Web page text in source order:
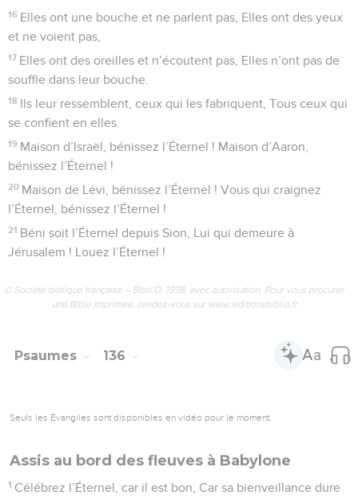
de la maison de notre Dieu !
Louez l’Éternel ! car l’Éternel est bon. Psalmodiez (en
l’honneur de) son nom ! car il est favorable.
Car l’Éternel s’est choisi Jacob, Israël, pour qu’il lui
appartienne en propre.
En effet j’ai reconnu que l’Éternel est grand, Et que notre
Seigneur est au-dessus de tous les dieux.
Tout ce que l’Éternel veut, il le fait, Dans les cieux et sur la
terre, Dans les mers et dans tous les abîmes.
Il fait monter les brumes des extrémités de la terre, Il
produit les éclairs avec la pluie, Il tire le vent de ses trésors.
Il frappa les premiers-nés de l’Égypte, Depuis les hommes
9 Il envoya des signes et des prodiges Au milieu de toi, (terre
d’) Égypte ! Contre le Pharaon et contre tous ses serviteurs.
Sihon, roi des Amoréens, Og, roi de Basan, Et tous les rois
peuple.
souvenir de génération en génération.
14 Car l’Éternel jugera son peuple Et il aura pitié de ses